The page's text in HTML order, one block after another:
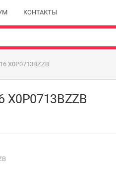
КОНТАКТЫ
X0P0713BZZB
X0P0713BZZB